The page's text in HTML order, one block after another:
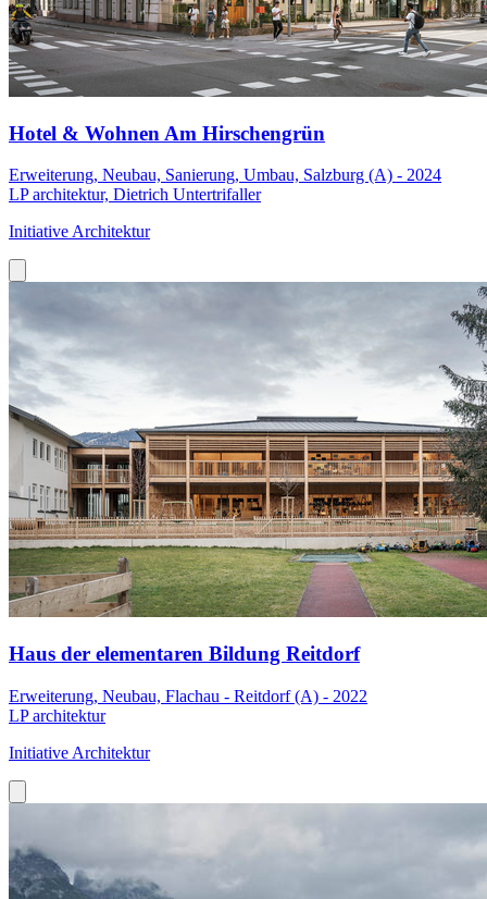
Hotel & Wohnen Am Hirschengrün
Erweiterung, Neubau, Sanierung, Umbau, Salzburg (A) - 2024
LP architektur, Dietrich Untertrifaller
Initiative Architektur
Haus der elementaren Bildung Reitdorf
Erweiterung, Neubau, Flachau - Reitdorf (A) - 2022
LP architektur
Initiative Architektur